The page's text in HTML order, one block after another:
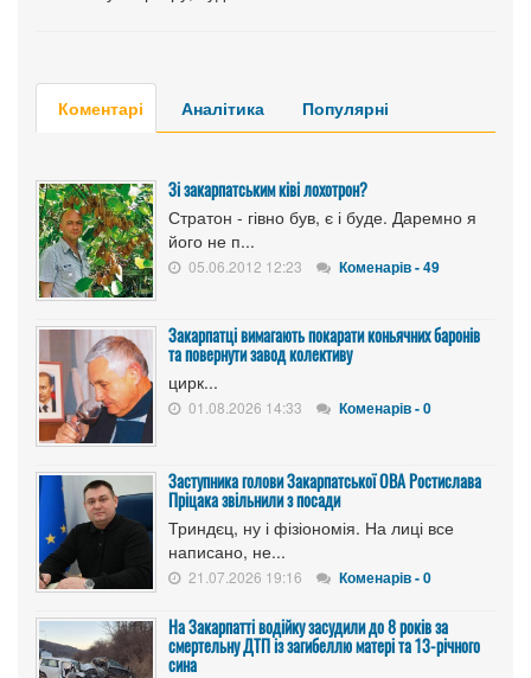
Коментарі Аналітика Популярні
Зі закарпатським ківі лохотрон?
Стратон - гівно був, є і буде. Даремно я
його не п...
05.06.2012 12:23 Коменарів - 49
Закарпатці вимагають покарати коньячних баронів
та повернути завод колективу
цирк...
01.08.2026 14:33 Коменарів - 0
Заступника голови Закарпатської ОВА Ростислава
Пріцака звільнили з посади
Триндєц, ну і фізіономія. На лиці все
написано, не...
21.07.2026 19:16 Коменарів - 0
На Закарпатті водійку засудили до 8 років за
смертельну ДТП із загибеллю матері та 13-річного
сина